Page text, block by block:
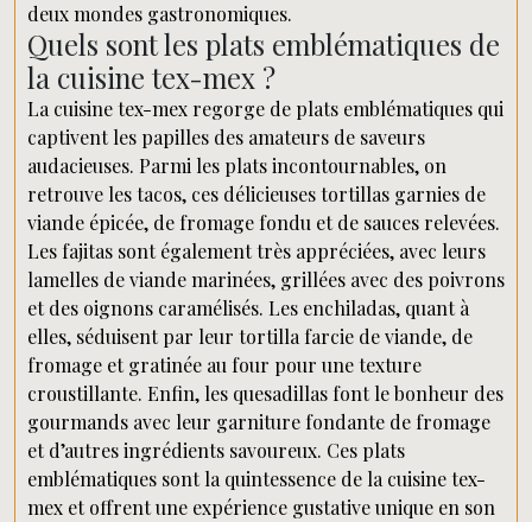
deux mondes gastronomiques.
Quels sont les plats emblématiques de
la cuisine tex-mex ?
La cuisine tex-mex regorge de plats emblématiques qui
captivent les papilles des amateurs de saveurs
audacieuses. Parmi les plats incontournables, on
retrouve les tacos, ces délicieuses tortillas garnies de
viande épicée, de fromage fondu et de sauces relevées.
Les fajitas sont également très appréciées, avec leurs
lamelles de viande marinées, grillées avec des poivrons
et des oignons caramélisés. Les enchiladas, quant à
elles, séduisent par leur tortilla farcie de viande, de
fromage et gratinée au four pour une texture
croustillante. Enfin, les quesadillas font le bonheur des
gourmands avec leur garniture fondante de fromage
et d’autres ingrédients savoureux. Ces plats
emblématiques sont la quintessence de la cuisine tex-
mex et offrent une expérience gustative unique en son